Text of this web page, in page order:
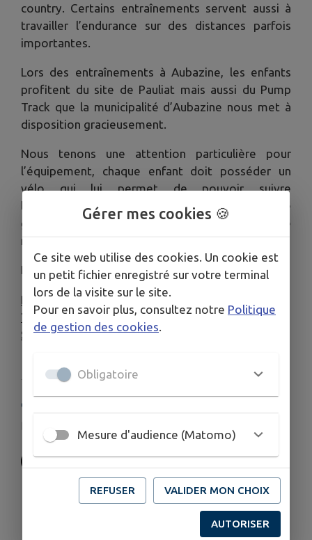
country. Certains entraînements servent aussi à
travailler l’endurance sur des distances parfois
importantes.
Lors des entraînements à Aubazine, les enfants
profitent du site de Pauliat mais aussi du Pump
Track que la municipalité d’Aubazine nous met à
disposition gracieusement.
Nous tenons une attention particulière pour
l’équipement, chaque enfant doit posséder un
vélo qui lui permet de pouvoir suivre
l’entrainement convenablement, une paire de
gants, un casque et le maillot du club lors de
rassemblements ou de compétitions.
Le bureau est composé de 3 membres :
Président: M. SOULIER Antoine
Trésorière: Mme MONS Hélène, trésorière
Secrétaire: Mme SERVANTY Lydie
COORDONNÉES
Gérer mes cookies 🍪
Ce site web utilise des cookies. Un cookie est
un petit fichier enregistré sur votre terminal
lors de la visite sur le site.
Pour en savoir plus, consultez notre Politique
de gestion des cookies
Obligatoire
Mesure d'audience (Matomo)
REFUSER VALIDER MON CHOIX
AUTORISER